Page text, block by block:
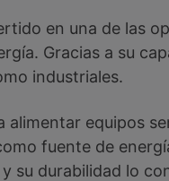
en una de las
Gracias a su
industriales.
equipos
fuente de
su durabilidad lo